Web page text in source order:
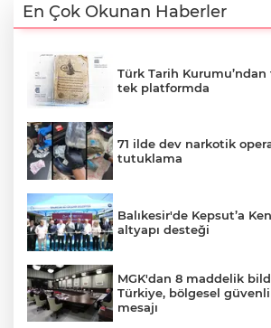
En Çok Okunan Haberler
Türk Tarih
tek platformda
71 ilde dev narkotik
tutuklama
Balıkesir'de Kepsut’a
altyapı desteği
MGK'dan 8 maddelik
Türkiye, bölgesel
mesajı